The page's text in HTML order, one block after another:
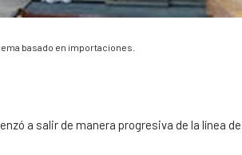
basado en importaciones.
a salir de manera progresiva de la línea